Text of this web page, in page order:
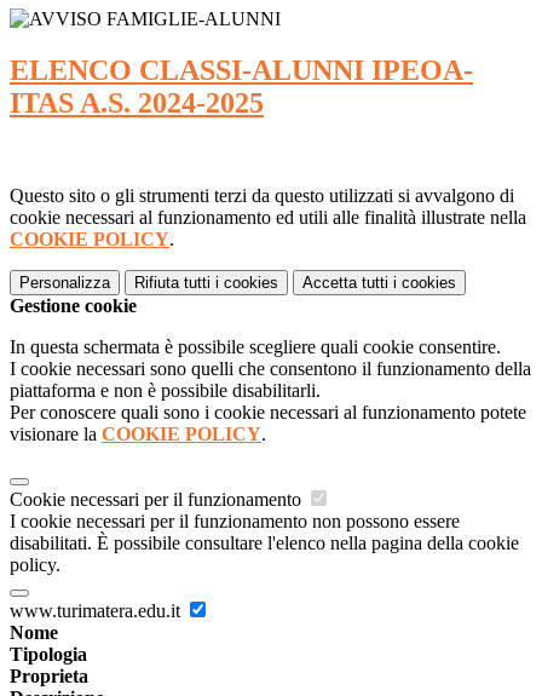
ELENCO CLASSI-ALUNNI IPEOA-
ITAS A.S. 2024-2025
Questo sito o gli strumenti terzi da questo utilizzati si avvalgono di
cookie necessari al funzionamento ed utili alle finalità illustrate nella
COOKIE POLICY.
Personalizza Rifiuta tutti i cookies Accetta tutti i cookies
Gestione cookie
In questa schermata è possibile scegliere quali cookie consentire.
I cookie necessari sono quelli che consentono il funzionamento della
piattaforma e non è possibile disabilitarli.
Per conoscere quali sono i cookie necessari al funzionamento potete
visionare la COOKIE POLICY.
Cookie necessari per il funzionamento
I cookie necessari per il funzionamento non possono essere
disabilitati. È possibile consultare l'elenco nella pagina della cookie
policy.
www.turimatera.edu.it
Nome
Tipologia
Proprieta